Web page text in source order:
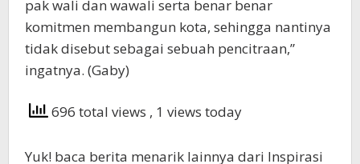
pak wali dan wawali serta benar benar
komitmen membangun kota, sehingga nantinya
tidak disebut sebagai sebuah pencitraan,”
ingatnya. (Gaby)
696 total views , 1 views today
Yuk! baca berita menarik lainnya dari Inspirasi